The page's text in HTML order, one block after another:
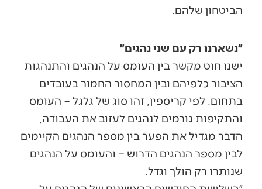
הביטחון שלהם.
״נשארנו רק עם שני נהגים״
ישנו חוט מקשר בין העומס על הנהגים והתנהגות
הציבור כלפיהם ובין המחסור החמור בעובדים
בתחום. לפי קריספין, זהו סוג של גלגל – העומס
והתקיפות גורמים לנהגים לעזוב את העבודה,
הדבר מגדיל את הפער בין מספר הנהגים הקיימים
לבין מספר הנהגים הדרוש – והעומס על הנהגים
שנותרו רק הולך וגדל.